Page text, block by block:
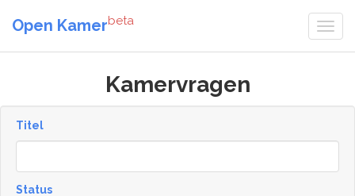
Open Kamerbeta
Kamervragen
Titel
Status